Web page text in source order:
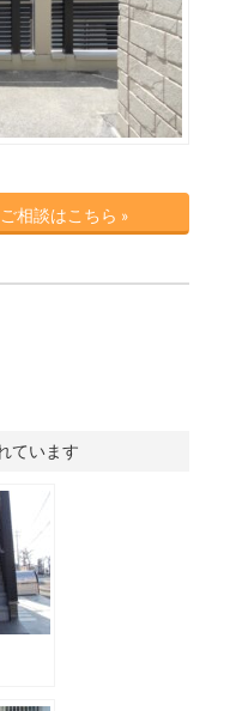
相談はこちら »
ています